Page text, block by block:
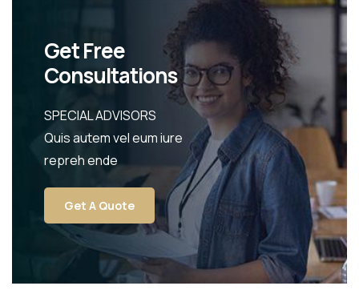
Get Free
Consultations
SPECIAL ADVISORS
Quis autem vel eum iure
repreh ende
Get A Quote